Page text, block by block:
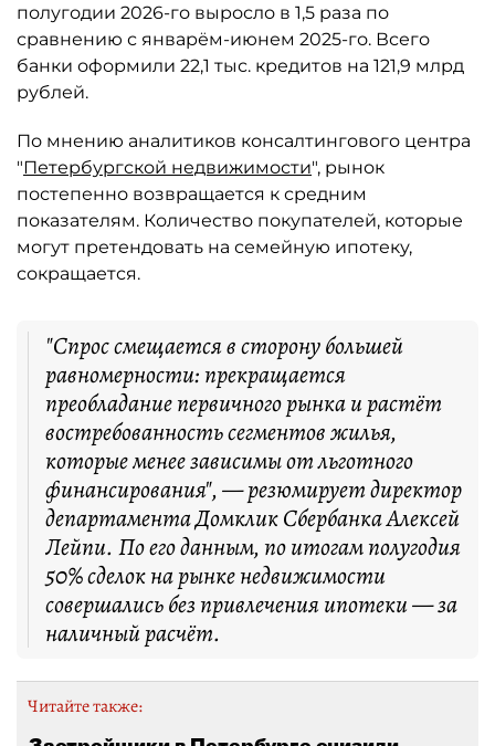
полугодии 2026-го выросло в 1,5 раза по
сравнению с январём-июнем 2025-го. Всего
банки оформили 22,1 тыс. кредитов на 121,9 млрд
рублей.
По мнению аналитиков консалтингового центра
"Петербургской недвижимости", рынок
постепенно возвращается к средним
показателям. Количество покупателей, которые
могут претендовать на семейную ипотеку,
сокращается.
"Спрос смещается в сторону большей
равномерности: прекращается
преобладание первичного рынка и растёт
востребованность сегментов жилья,
которые менее зависимы от льготного
финансирования", — резюмирует директор
департамента Домклик Сбербанка Алексей
Лейпи. По его данным, по итогам полугодия
50% сделок на рынке недвижимости
совершались без привлечения ипотеки — за
наличный расчёт.
Читайте также: